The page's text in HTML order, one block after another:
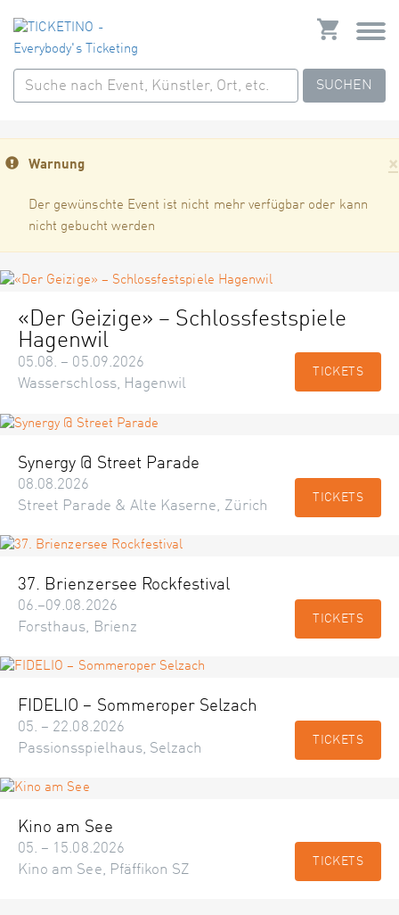
SUCHEN
×
Warnung
Der gewünschte Event ist nicht mehr verfügbar oder kann
nicht gebucht werden
«Der Geizige» – Schlossfestspiele
Hagenwil
05.08. – 05.09.2026
Wasserschloss, Hagenwil
TICKETS
Synergy @ Street Parade
08.08.2026
Street Parade & Alte Kaserne, Zürich
TICKETS
37. Brienzersee Rockfestival
06.–09.08.2026
Forsthaus, Brienz
TICKETS
FIDELIO – Sommeroper Selzach
05. – 22.08.2026
Passionsspielhaus, Selzach
TICKETS
Kino am See
05. – 15.08.2026
Kino am See, Pfäffikon SZ
TICKETS